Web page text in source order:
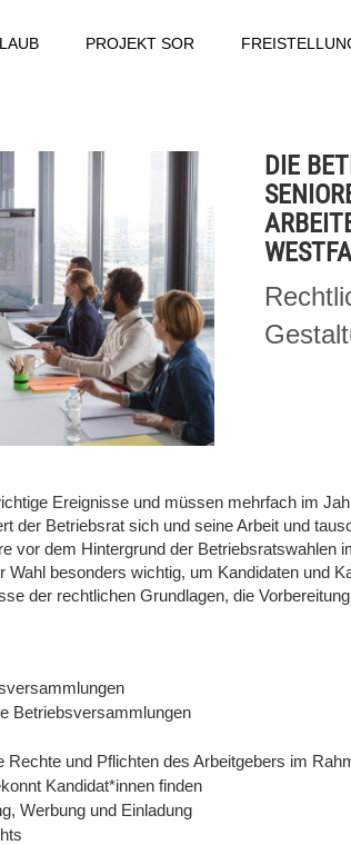
PROJEKT SOR
DIE
Ereignisse und müssen mehrfach im
der Betriebsrat sich und seine Arbeit und
vor dem Hintergrund der Betriebsratswahlen
besonders wichtig, um Kandidaten und
der rechtlichen Grundlagen, die
Betriebsversammlungen
Rechte und Pflichten des Arbeitgebers im
Kandidat*innen finden
Werbung und Einladung